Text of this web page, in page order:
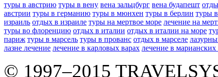
туры в австрию туры в вену вена зальцбург вена будапешт
австрии туры в германию туры в мюнхен туры в берлин туры
израиль отдых в израиле туры на мертвое море лечение на
туры во флоренцию отдых в италии отдых в италии на море
париж туры в марсель туры в прованс отдых в марселе
лазне лечение лечение в карловых варах лечение в марианских
© 1997–2015